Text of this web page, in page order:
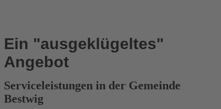
Ein "ausgeklügeltes"
Angebot
Serviceleistungen in der Gemeinde
Bestwig